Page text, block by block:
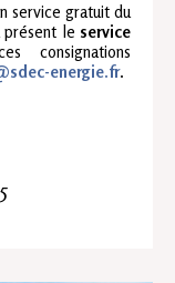
service gratuit du
présent le service
consignations
energie.fr.